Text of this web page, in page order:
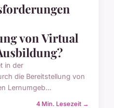
von Virtual
in der
die Bereitstellung von
Lernumgeb...
4 Min. Lesezeit →